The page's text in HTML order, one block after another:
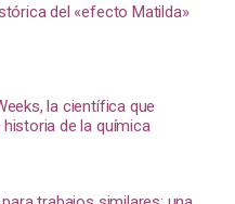
del «efecto Matilda»
la científica que
de la química